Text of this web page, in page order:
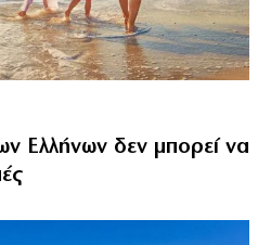
Ελλήνων δεν μπορεί να